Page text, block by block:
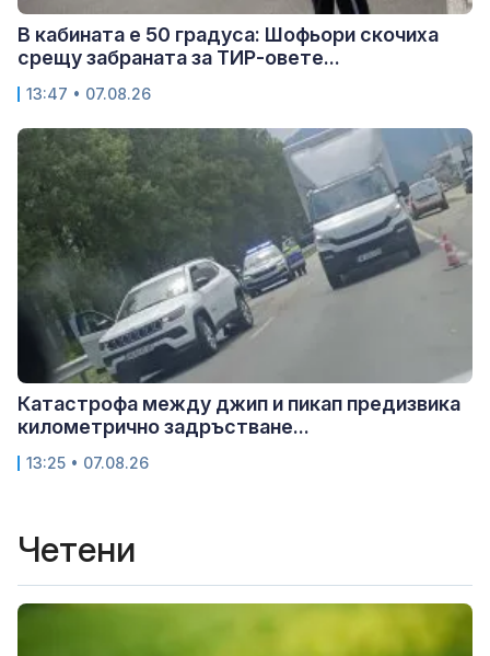
В кабината е 50 градуса: Шофьори скочиха
срещу забраната за ТИР-овете...
13:47 • 07.08.26
Катастрофа между джип и пикап предизвика
километрично задръстване...
13:25 • 07.08.26
Четени